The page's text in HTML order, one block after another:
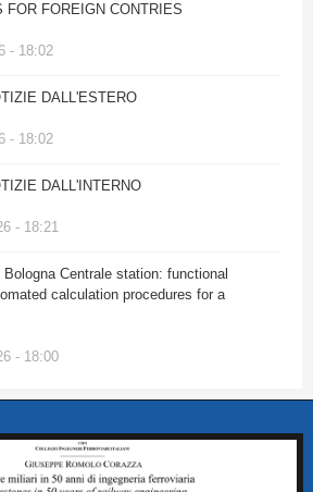
FOR FOREIGN CONTRIES
- 18:02
DALL'ESTERO
- 18:02
DALL'INTERNO
- 18:21
Centrale station: functional
calculation procedures for a
- 18:00